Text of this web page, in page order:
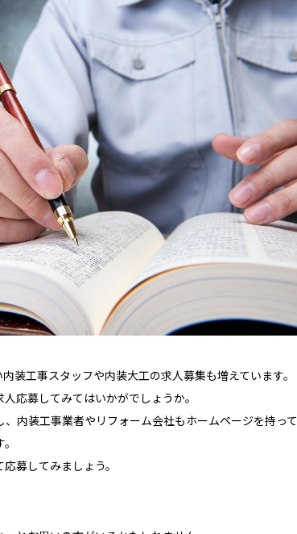
装工事スタッフや内装大工の求人募集も増えています。
応募してみてはいかがでしょうか。
内装工事業者やリフォーム会社もホームページを持って
募してみましょう。